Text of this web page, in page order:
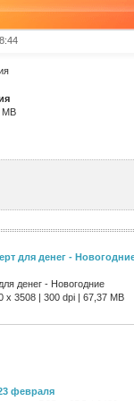
для денег -
денег - Новогодние
x 3508 | 300 dpi | 67,37 MB
февраля